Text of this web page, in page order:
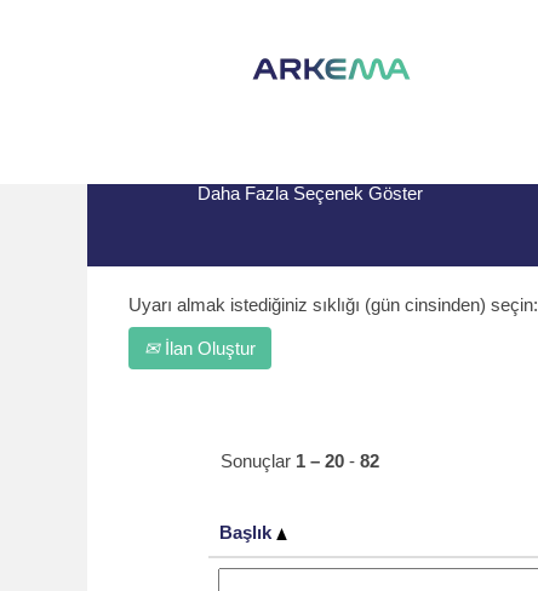
Arama terimi
Daha Fazla Seçenek Göster
Uyarı almak istediğiniz sıklığı (gün cinsinden) seçin:
İlan Oluştur
Sonuçlar 1 – 20 - 82
Başlık